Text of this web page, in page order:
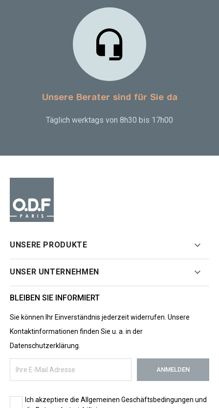
Unsere Berater sind für Sie da
Täglich werktags von 8h30 bis 17h00
UNSERE PRODUKTE 
UNSER UNTERNEHMEN 
BLEIBEN SIE INFORMIERT
Sie können Ihr Einverständnis jederzeit widerrufen. Unsere
Kontaktinformationen finden Sie u. a. in der
Datenschutzerklärung.
Ich akzeptiere die Allgemeinen Geschäftsbedingungen und